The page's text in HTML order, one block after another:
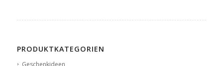
PRODUKTKATEGORIEN
Geschenkideen